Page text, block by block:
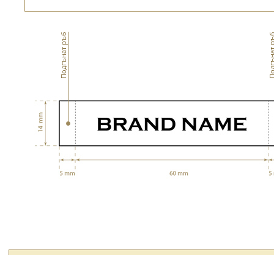
Подгънат ръб